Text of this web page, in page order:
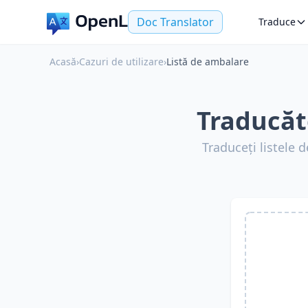
Doc Translator Traduce
Acasă›Cazuri de utilizare›Listă de ambalare
Traduceți listele